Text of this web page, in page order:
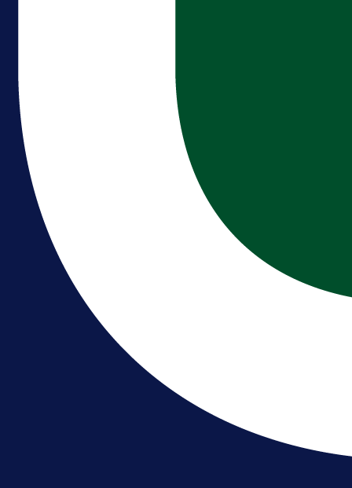
Reprezentativac BiH bi mogao
postati novo pojačanje Hajduka!
1 dan 19 h